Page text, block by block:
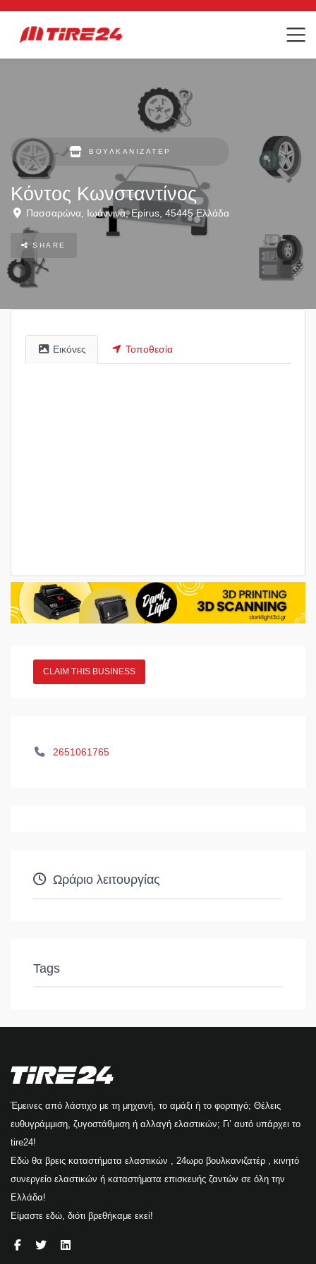
ΒΟΥΛΚΑΝΙΖΑΤΈΡ
Κόντος Κωνσταντίνος
Πασσαρώνα Ιωάννινα,Epirus 45445 Ελλάδα
SHARE
Εικόνες Τοποθεσία
CLAIM THIS BUSINESS
2651061765
Ωράριο λειτουργίας
Tags
Έμεινες από λάστιχο με τη μηχανή, το αμάξι ή το φορτηγό; Θέλεις
ευθυγράμμιση, ζυγοστάθμιση ή αλλαγή ελαστικών; Γι’ αυτό υπάρχει το
tire24!
Εδώ θα βρεις καταστήματα ελαστικών , 24ωρο βουλκανιζατέρ , κινητό
συνεργείο ελαστικών ή καταστήματα επισκευής ζαντών σε όλη την
Ελλάδα!
Είμαστε εδώ, διότι βρεθήκαμε εκεί!